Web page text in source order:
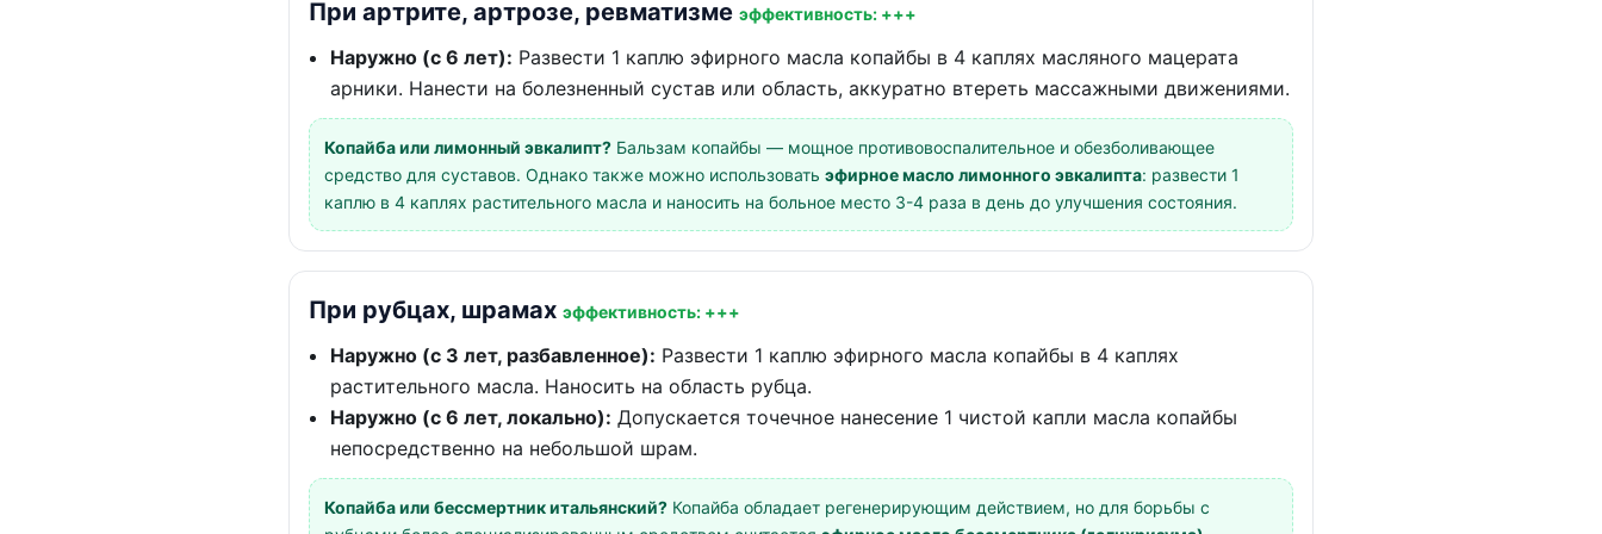
При артрите, артрозе, ревматизме эффективность: +++
Наружно (с 6 лет): Развести 1 каплю эфирного масла копайбы в 4 каплях масляного мацерата
арники. Нанести на болезненный сустав или область, аккуратно втереть массажными движениями.
Копайба или лимонный эвкалипт? Бальзам копайбы — мощное противовоспалительное и обезболивающее
средство для суставов. Однако также можно использовать эфирное масло лимонного эвкалипта: развести 1
каплю в 4 каплях растительного масла и наносить на больное место 3-4 раза в день до улучшения состояния.
При рубцах, шрамах эффективность: +++
Наружно (с 3 лет, разбавленное): Развести 1 каплю эфирного масла копайбы в 4 каплях
растительного масла. Наносить на область рубца.
Наружно (с 6 лет, локально): Допускается точечное нанесение 1 чистой капли масла копайбы
непосредственно на небольшой шрам.
Копайба или бессмертник итальянский? Копайба обладает регенерирующим действием, но для борьбы с